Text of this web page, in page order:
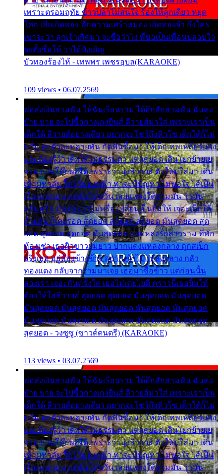
เพราะตรอมฤทัย ข้าวปลาไม่สนใจ ร้องไห้ลูกเดียว หยุด
โศก เสียเถิดทอง พักความเศร้าหมอง เถิดทองจ๋า ถึงใคร
เขาจะว่า ลูกเจ้าเกิดมา จะชื่อว่าไง พี่ขอเป็นเพื่อนปลอบใจ
จะตั้งชื่อให้ ว่าไอ้บังเอิญ
บัวทองร้องไห้ - เทพพร เพชรอุบล(KARAOKE)
109 views • 06.07.2569
พ่อส่งเงินสามพัน ให้ฉันเรียนราม ได้อีกสักสามพัน ฉันคง
บ๊าย บาย จะไปซื้อกางเกงยีนส์ ลีวายส์มาใส่ เพราะเราเป็น
เด็กใต้ ลีวายส์อย่างเดียว อยากจะโชว์ถึงหิวโซ เด็กใต้ก็ไม่
หวั่น ตกตัวละหลายพัน กัดฟันซื้อมา ให้เด็กเทพเหลียวมอง
และต้องรู้ว่า เด็กใต้ไม่ธรรมดา แต่สุดยอด เดินโยกย้ายเย
ยวน กวนโอ๊ยพอได้ เพราะว่านุ่งลีวายส์ ตัวใหม่ใส่มา เดิน
เข้ามหาลัย จิ๊กโก๊มองหน้า ท่าจะมีปัญหา ไม่พอใจ ได้เป็น
เรื่องแน่นอน แต่ฉันไม่หวั่น เลยแหลงใต้ถามมัน ว่ามัน
พรั่นพรือ มันตอบว่าไม่พรื่อ เปลี่ยนเป็นยิ้มให้ เจอะเด็กใต้
ด้วยกัน ก็เลยรอด สุดยอด สุดยอด สุดยอด มันสุดยอด สุด
ยอด สุดยอด สุดยอด มันสุดยอด แอบหลงรักสาวราม ที่พัก
ห้องเช่า เธอผิวขาวผมยาว ปากแดงแหลงกลาง ถูกสเป็ก
จริงเธอ อยู่ห้องข้างข้าง อยากเข้าไปแหลงกลาง กลัว
ทองแดง กลับจากรามมาเจอ เธอมาซื้อข้าว แต่ก่อนนั้น
สองเรา เจอะกันครั้งใด เธอไม่เคยไยดี คราวนี้เธอยิ้มให้
ต้องให้ใส่ลีวายส์ สุดยอด สุดยอด มันสุดยอด มันสุดยอด
มันสุดยอด มันสุดยอด มันสุดยอด มันสุดยอด มันสุดยอด
มันสุดยอด มันสุดยอด มันสุดยอด มันสุดยอด มันสุดยอด
สุดยอด - วงซูซู (ซาวด์ดนตรี) (KARAOKE)
113 views • 03.07.2569
พ่อส่งเงินสามพัน ให้ฉันเรียนราม ได้อีกสักสามพัน ฉันคง
บ๊าย บาย จะไปซื้อกางเกงยีนส์ ลีวายส์มาใส่ เพราะเราเป็น
เด็กใต้ ลีวายส์อย่างเดียว อยากจะโชว์ถึงหิวโซ เด็กใต้ก็ไม่
หวั่น ตกตัวละหลายพัน กัดฟันซื้อมา ให้เด็กเทพเหลียวมอง
และต้องรู้ว่า เด็กใต้ไม่ธรรมดา แต่สุดยอด เดินโยกย้ายเย
ยวน กวนโอ๊ยพอได้ เพราะว่านุ่งลีวายส์ ตัวใหม่ใส่มา เดิน
เข้ามหาลัย จิ๊กโก๊มองหน้า ท่าจะมีปัญหา ไม่พอใจ ได้เป็น
เรื่องแน่นอน แต่ฉันไม่หวั่น เลยแหลงใต้ถามมัน ว่ามัน